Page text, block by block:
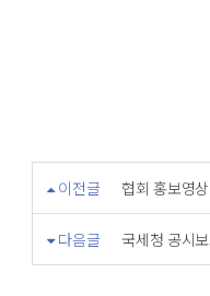
이전글 협회 홍보영
다음글 국세청 공시